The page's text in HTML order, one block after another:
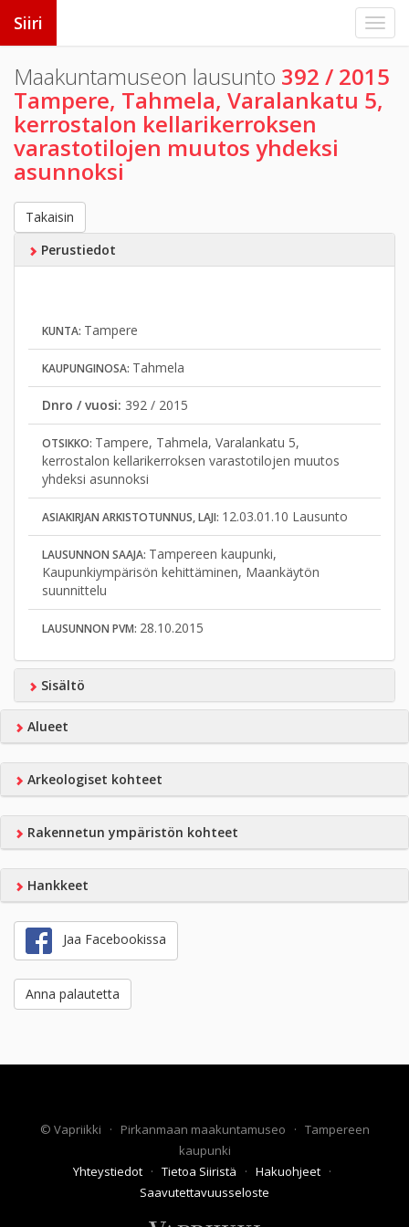
Siiri
Maakuntamuseon lausunto 392 / 2015
Tampere, Tahmela, Varalankatu 5,
kerrostalon kellarikerroksen
varastotilojen muutos yhdeksi
asunnoksi
Takaisin
Perustiedot
KUNTA: Tampere
KAUPUNGINOSA: Tahmela
Dnro / vuosi: 392 / 2015
OTSIKKO: Tampere, Tahmela, Varalankatu 5,
kerrostalon kellarikerroksen varastotilojen muutos
yhdeksi asunnoksi
ASIAKIRJAN ARKISTOTUNNUS, LAJI: 12.03.01.10 Lausunto
LAUSUNNON SAAJA: Tampereen kaupunki,
Kaupunkiympärisön kehittäminen, Maankäytön
suunnittelu
LAUSUNNON PVM: 28.10.2015
Sisältö
Alueet
Arkeologiset kohteet
Rakennetun ympäristön kohteet
Hankkeet
Jaa Facebookissa
Anna palautetta
© Vapriikki · Pirkanmaan maakuntamuseo · Tampereen
kaupunki
Yhteystiedot · Tietoa Siiristä · Hakuohjeet ·
Saavutettavuusseloste